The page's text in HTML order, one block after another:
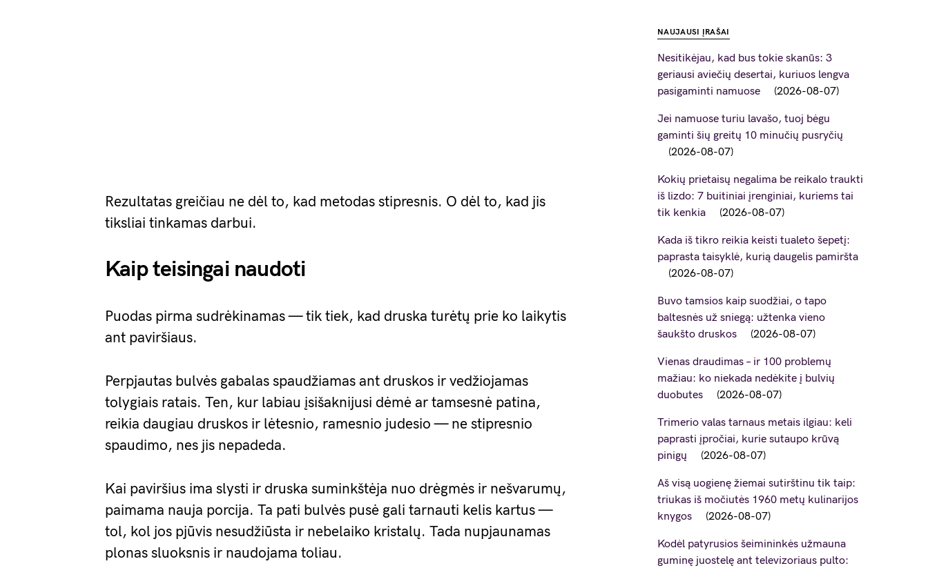
Rezultatas greičiau ne dėl to, kad metodas stipresnis. O dėl to, kad jis
tiksliai tinkamas darbui.
Kaip teisingai naudoti
Puodas pirma sudrėkinamas — tik tiek, kad druska turėtų prie ko laikytis
ant paviršiaus.
Perpjautas bulvės gabalas spaudžiamas ant druskos ir vedžiojamas
tolygiais ratais. Ten, kur labiau įsišaknijusi dėmė ar tamsesnė patina,
reikia daugiau druskos ir lėtesnio, ramesnio judesio — ne stipresnio
spaudimo, nes jis nepadeda.
Kai paviršius ima slysti ir druska suminkštėja nuo drėgmės ir nešvarumų,
paimama nauja porcija. Ta pati bulvės pusė gali tarnauti kelis kartus —
tol, kol jos pjūvis nesudžiūsta ir nebelaiko kristalų. Tada nupjaunamas
plonas sluoksnis ir naudojama toliau.
NAUJAUSI ĮRAŠAI
Nesitikėjau, kad bus tokie skanūs: 3
geriausi aviečių desertai, kuriuos lengva
pasigaminti namuose
2026-08-07
Jei namuose turiu lavašo, tuoj bėgu
gaminti šių greitų 10 minučių pusryčių
2026-08-07
Kokių prietaisų negalima be reikalo traukti
iš lizdo: 7 buitiniai įrenginiai, kuriems tai
tik kenkia
2026-08-07
Kada iš tikro reikia keisti tualeto šepetį:
paprasta taisyklė, kurią daugelis pamiršta
2026-08-07
Buvo tamsios kaip suodžiai, o tapo
baltesnės už sniegą: užtenka vieno
šaukšto druskos
2026-08-07
Vienas draudimas – ir 100 problemų
mažiau: ko niekada nedėkite į bulvių
duobutes
2026-08-07
Trimerio valas tarnaus metais ilgiau: keli
paprasti įpročiai, kurie sutaupo krūvą
pinigų
2026-08-07
Aš visą uogienę žiemai sutirštinu tik taip:
triukas iš močiutės 1960 metų kulinarijos
knygos
2026-08-07
Kodėl patyrusios šeimininkės užmauna
guminę juostelę ant televizoriaus pulto: